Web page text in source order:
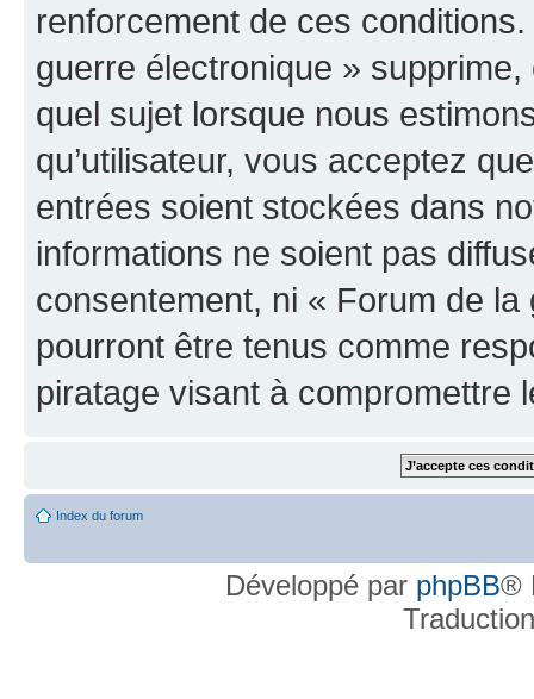
renforcement de ces
guerre électronique »
quel sujet lorsque nous
qu’utilisateur, vous acceptez
entrées soient stockées dans
informations ne soient pas
consentement, ni « Forum de
pourront être tenus comme
piratage visant à compromettre
Index du forum
Développé par phpBB®